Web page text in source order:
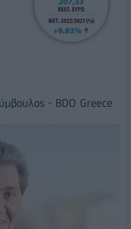
- BDO Greece